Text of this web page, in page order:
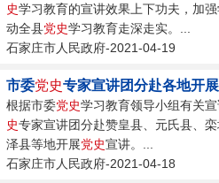
史学习教育的宣讲效果上下功夫，加
动全县党史学习教育走深走实。...
石家庄市人民政府-2021-04-19
市委党史专家宣讲团分赴各地开展
根据市委党史学习教育领导小组有关
史专家宣讲团分赴赞皇县、元氏县、
泽县等地开展党史宣讲。...
石家庄市人民政府-2021-04-18